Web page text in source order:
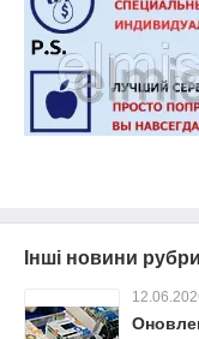
Інші новини